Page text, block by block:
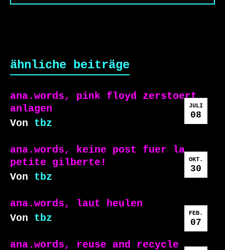
ähnliche beiträge
JULI
08
ana.words, pink floyd zerstoert
anlagen
Von tbz
OKT.
30
ana.words, keine post fuer la
petite gilberte!
Von tbz
FEB.
07
ana.words, laut heulen
Von tbz
ana.words, reuse and recycle